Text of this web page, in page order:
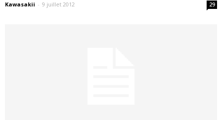
Kawasakii - 9 juillet 2012 29